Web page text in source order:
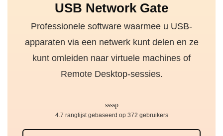
USB Network Gate
Professionele software waarmee u USB-
apparaten via een netwerk kunt delen en ze
kunt omleiden naar virtuele machines of
Remote Desktop-sessies.
4.7 ranglijst gebaseerd op 372 gebruikers